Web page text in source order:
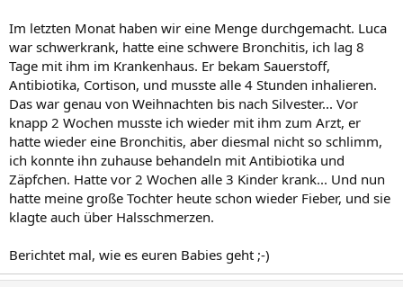
Im letzten Monat haben wir eine Menge durchgemacht. Luca
war schwerkrank, hatte eine schwere Bronchitis, ich lag 8
Tage mit ihm im Krankenhaus. Er bekam Sauerstoff,
Antibiotika, Cortison, und musste alle 4 Stunden inhalieren.
Das war genau von Weihnachten bis nach Silvester... Vor
knapp 2 Wochen musste ich wieder mit ihm zum Arzt, er
hatte wieder eine Bronchitis, aber diesmal nicht so schlimm,
ich konnte ihn zuhause behandeln mit Antibiotika und
Zäpfchen. Hatte vor 2 Wochen alle 3 Kinder krank... Und nun
hatte meine große Tochter heute schon wieder Fieber, und sie
klagte auch über Halsschmerzen.
Berichtet mal, wie es euren Babies geht ;-)